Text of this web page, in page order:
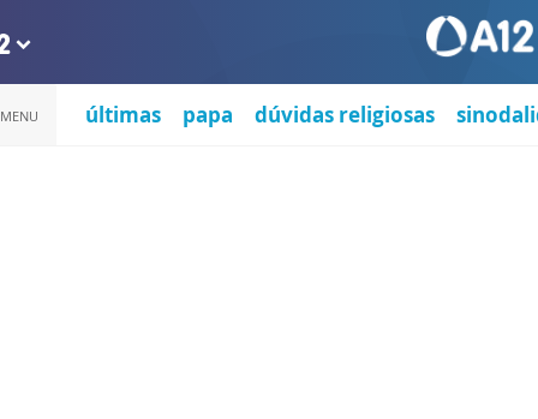
MENU últimas papa dúvidas religiosas